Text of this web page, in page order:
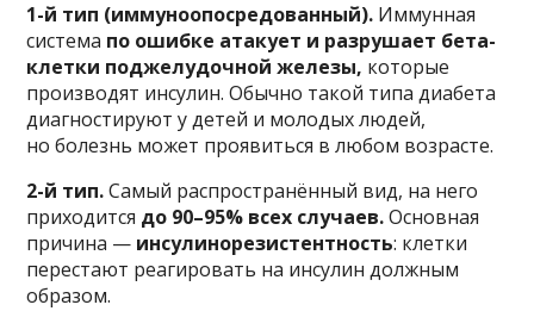
1-й тип (иммуноопосредованный). Иммунная
система по ошибке атакует и разрушает бета-
клетки поджелудочной железы, которые
производят инсулин. Обычно такой типа диабета
диагностируют у детей и молодых людей,
но болезнь может проявиться в любом возрасте.
2-й тип.Самый распространённый вид, на него
приходится до 90–95% всех случаев.Основная
причина — инсулинорезистентность: клетки
перестают реагировать на инсулин должным
образом.